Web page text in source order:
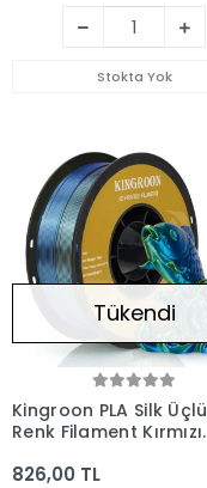
Stokta Yok
Tükendi
Kingroon PLA Silk Üçlü
Renk Filament Kırmızı
826,00 TL